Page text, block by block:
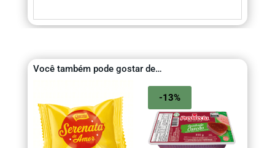
Você também pode gostar de…
-13%